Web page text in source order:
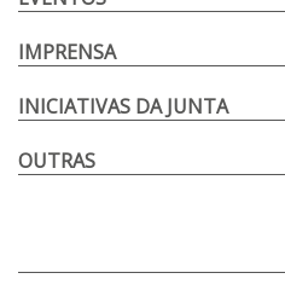
IMPRENSA
INICIATIVAS DA JUNTA
OUTRAS